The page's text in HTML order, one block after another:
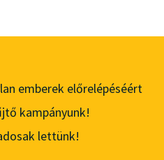
emberek előrelépéséért
kampányunk!
lettünk!